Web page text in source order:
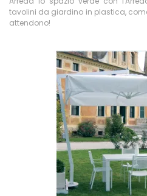
tavolini da giardino in plastica,
attendono!